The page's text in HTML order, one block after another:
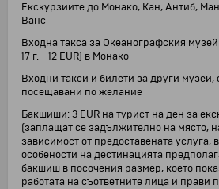
Екскурзиите до Монако, Кан, Антиб,
Ванс
Входна такса за Океанографския музей
17 г. - 12 EUR) в Монако
Входни такси и билети за други музеи,
посещавани по желание
Бакшиши: 3 EUR на турист на ден за
(заплащат се задължително на място,
зависимост от предоставената услуга,
особености на дестинацията
бакшиш в посочения размер, което
работата на съответните лица и прави